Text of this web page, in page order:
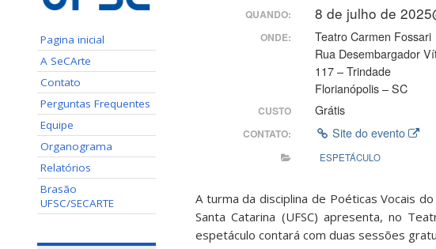
Pagina inicial
A SeCArte
Contato
Perguntas Frequentes
Equipe
Organograma
Relatórios
Brasão
UFSC/SECARTE
QUANDO: 8 de julho de
ONDE:
Teatro Carmen Fossari
Rua Desembargador
117 – Trindade
Florianópolis – SC
CUSTO Grátis
CONTATO: Site do evento
ESPETÁCULO
A turma da disciplina de Poéticas Vocais
Santa Catarina (UFSC) apresenta, no
espetáculo contará com duas sessões